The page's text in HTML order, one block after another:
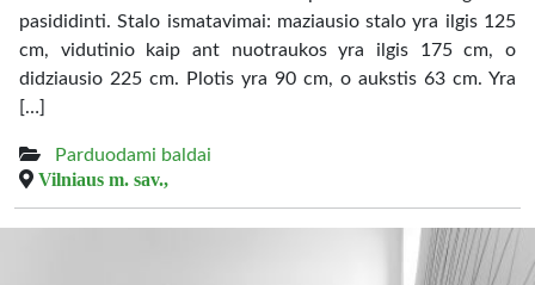
pasididinti. Stalo ismatavimai: maziausio stalo yra ilgis 125
cm, vidutinio kaip ant nuotraukos yra ilgis 175 cm, o
didziausio 225 cm. Plotis yra 90 cm, o aukstis 63 cm. Yra
[…]
Parduodami baldai
Vilniaus m. sav.,